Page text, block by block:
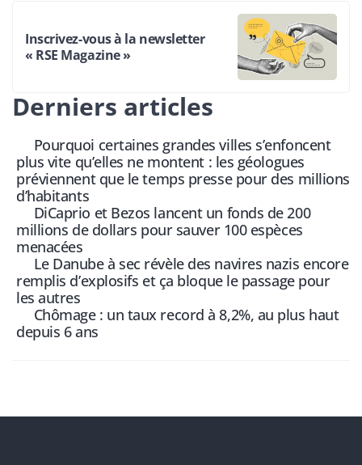
Inscrivez-vous à la newsletter
« RSE Magazine »
Derniers articles
Pourquoi certaines grandes villes s’enfoncent
plus vite qu’elles ne montent : les géologues
préviennent que le temps presse pour des millions
d’habitants
DiCaprio et Bezos lancent un fonds de 200
millions de dollars pour sauver 100 espèces
menacées
Le Danube à sec révèle des navires nazis encore
remplis d’explosifs et ça bloque le passage pour
les autres
Chômage : un taux record à 8,2%, au plus haut
depuis 6 ans